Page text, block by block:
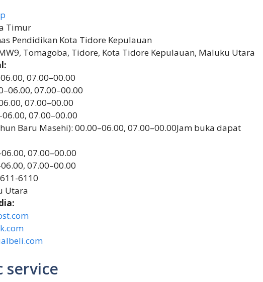
Timur
Pendidikan Kota Tidore Kepulauan
Tomagoba, Tidore, Kota Tidore Kepulauan, Maluku Utara
07.00–00.00
07.00–00.00
07.00–00.00
07.00–00.00
Baru Masehi): 00.00–06.00, 07.00–00.00Jam buka dapat
07.00–00.00
07.00–00.00
6110
Utara
service